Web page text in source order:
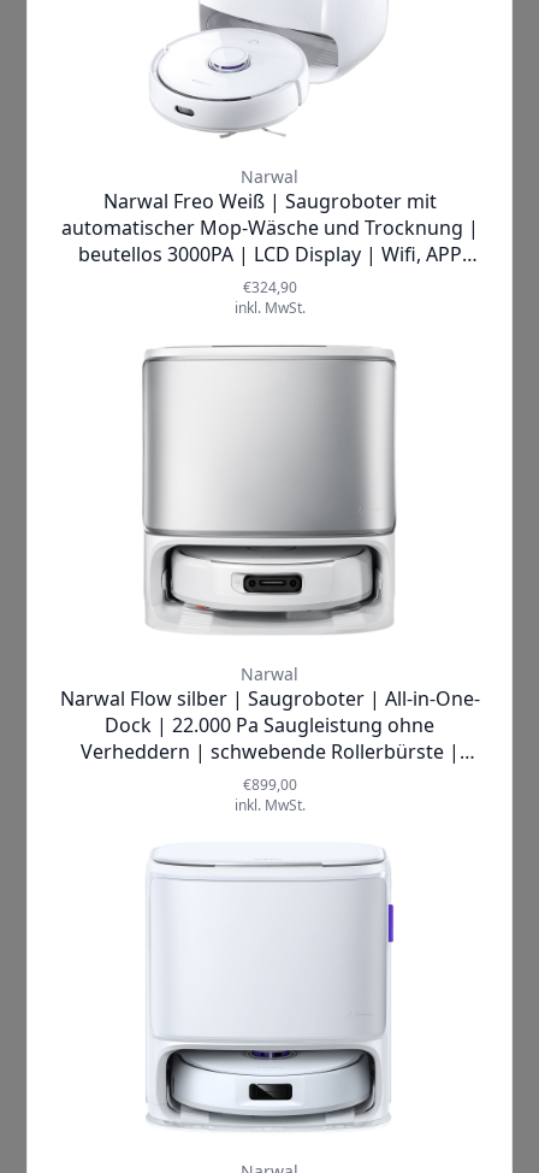
Glanz erstrahlen, während Sie
gleichzeitig Zeit und Energie sparen.
Mit dem
Narwal Freo
wird die
Reinigung Ihres Zuhauses nicht nur
effizient, sondern auch zu einem
Dieses innovative Gerät kombiniert die
Funktionen eines Staubsaugers und
Moppin einem einzigen, handlichen
Gerät, sodass Sie nie wieder zwischen
verschiedenen Reinigungsgeräten
schmerzhaften Rückenschmerzen
durch das ständige Bücken oder
Schrubben. Stattdessen können Sie
sich zurücklehnen und entspannen,
während derNarwal Freoseine Arbeit
Gefühl, in einem sauberen Zuhause zu
leben, wo jeder Schritt auf makellosen
Böden eine kleine Auszeit vom
hektischen Alltag darstellt.
einzigartig? Die herausragenden
Verkaufsargumente sind vielfältig: Die
dass der Mopp immer genau dann
Verschmutzungsgrad. Dies bedeutet
keine Kompromisse bei der
Sauberkeit
! Dank der intelligenten
Navigation und Hinderniserkennung